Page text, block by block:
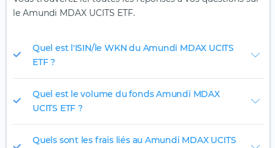
le Amundi MDAX UCITS ETF.
Quel est l'ISIN/le WKN du Amundi MDAX UCITS
ETF ?
Quel est le volume du fonds Amundi MDAX
UCITS ETF ?
Quels sont les frais liés au Amundi MDAX UCITS